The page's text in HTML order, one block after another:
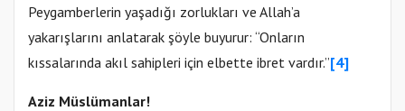
Peygamberlerin yaşadığı zorlukları ve Allah’a
yakarışlarını anlatarak şöyle buyurur: “Onların
kıssalarında akıl sahipleri için elbette ibret vardır.”[4]
Aziz Müslümanlar!